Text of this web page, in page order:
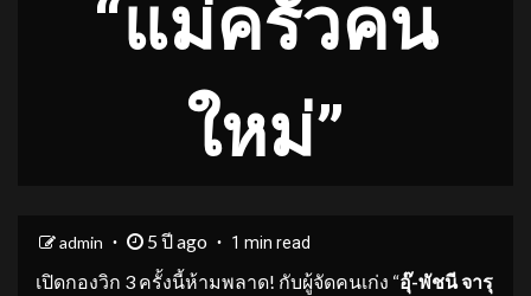
“แม่ครัวคน
ใหม่”
admin 5 ปี ago 1 min read
เปิดกองวิก 3 ครั้งนี้ห้ามพลาด! กับผู้จัดคนเก่ง “อุ๊-พัชนี จารุ